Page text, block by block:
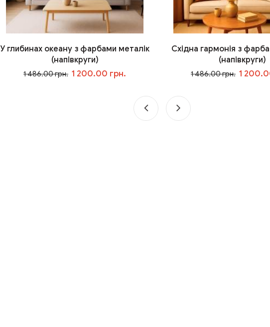
У глибинах океану з фарбами металік
(напівкруги)
1 486.00 грн. 1 200.00 грн.
Східна гармонія з
(напівкруги)
1 486.00 грн. 1